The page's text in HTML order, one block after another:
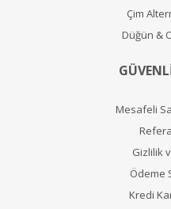
Çim
Düğün &
Mesafeli
Gizlilik
Ödeme
Kredi